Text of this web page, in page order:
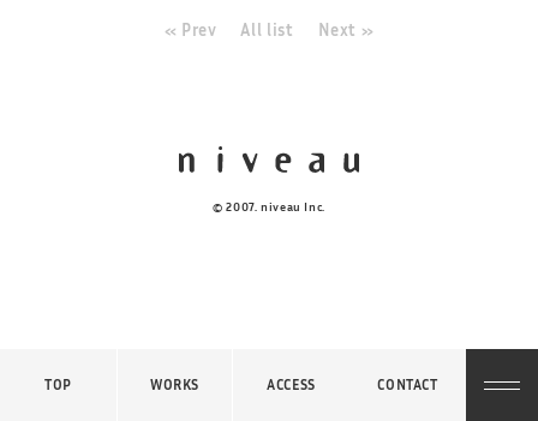
TOP WORKS ACCESS CONTACT
« Prev All list Next »
© 2007. niveau Inc.